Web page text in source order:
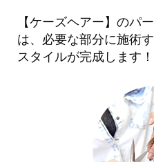
【ケーズヘアー】のパ
は、必要な部分に施術
スタイルが完成します！